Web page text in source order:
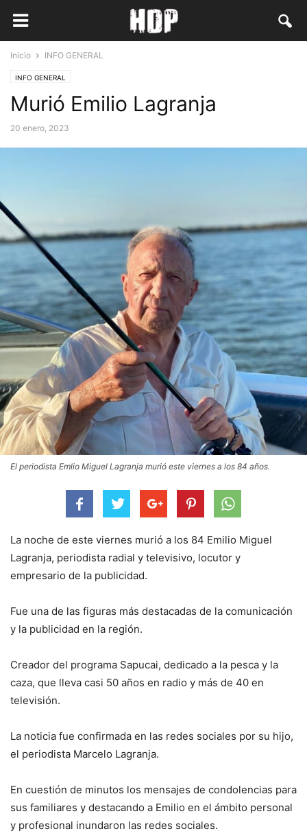
Inicio INFO GENERAL
INFO GENERAL
Murió Emilio Lagranja
20 enero, 2023
El periodista Emlio Miguel Lagranja murió este viernes a los 84 años.
La noche de este viernes murió a los 84 Emilio Miguel
Lagranja, periodista radial y televisivo, locutor y
empresario de la publicidad.
Fue una de las figuras más destacadas de la comunicación
y la publicidad en la región.
Creador del programa Sapucai, dedicado a la pesca y la
caza, que lleva casi 50 años en radio y más de 40 en
televisión.
La noticia fue confirmada en las redes sociales por su hijo,
el periodista Marcelo Lagranja.
En cuestión de minutos los mensajes de condolencias para
sus familiares y destacando a Emilio en el ámbito personal
y profesional inundaron las redes sociales.